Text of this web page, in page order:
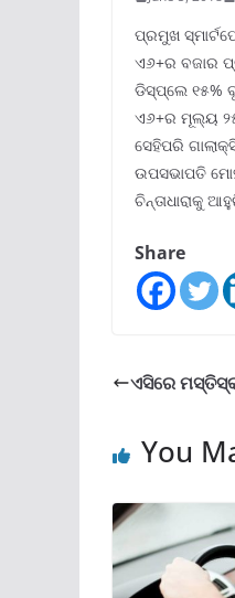
ପ୍ରମୁଖ
ଏ୬+ର ବଜାର
ଡିସ୍‌ପ୍ଲେ ୧୫%
ଏ୬+ର ମୂଲ୍ୟ
ସେହିପରି
ଉପସଭାପତି
ଚିନ୍ତାଧାରାକୁ
Share
ଏସିରେ
You